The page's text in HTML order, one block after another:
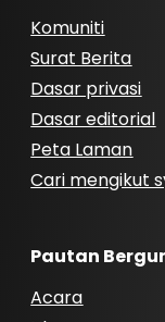
Komuniti
Surat Berita
Dasar privasi
Dasar editorial
Peta Laman
Cari mengikut
Pautan
Acara